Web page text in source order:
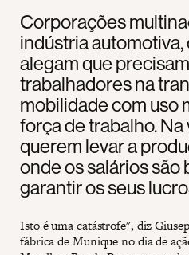
Corporações
indústria automotiva,
alegam que
trabalhadores na
mobilidade com uso
força de trabalho.
querem levar a
onde os salários são
garantir os seus
Isto é uma catástrofe", diz
fábrica de Munique no dia de